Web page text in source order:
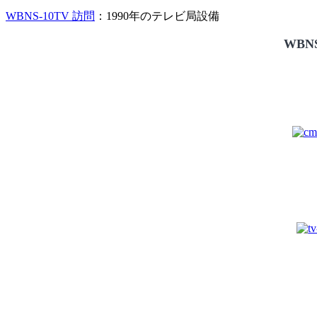
WBNS-10TV 訪問 ：1990年のテレビ局設備